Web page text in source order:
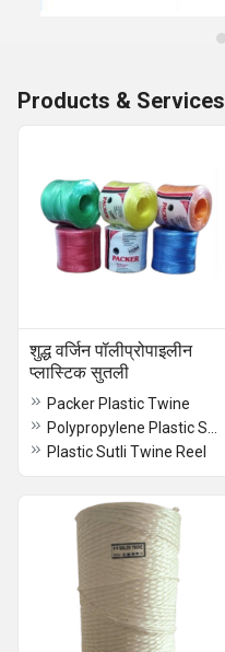
Products & Services
शुद्ध वर्जिन पॉलीप्रोपाइलीन
प्लास्टिक सुतली
Packer Plastic Twine
Plastic Sutli Twine Reel